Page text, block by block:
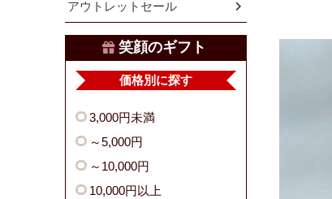
アウトレットセール
笑顔のギフト
価格別に探す
3,000円未満
～5,000円
～10,000円
10,000円以上